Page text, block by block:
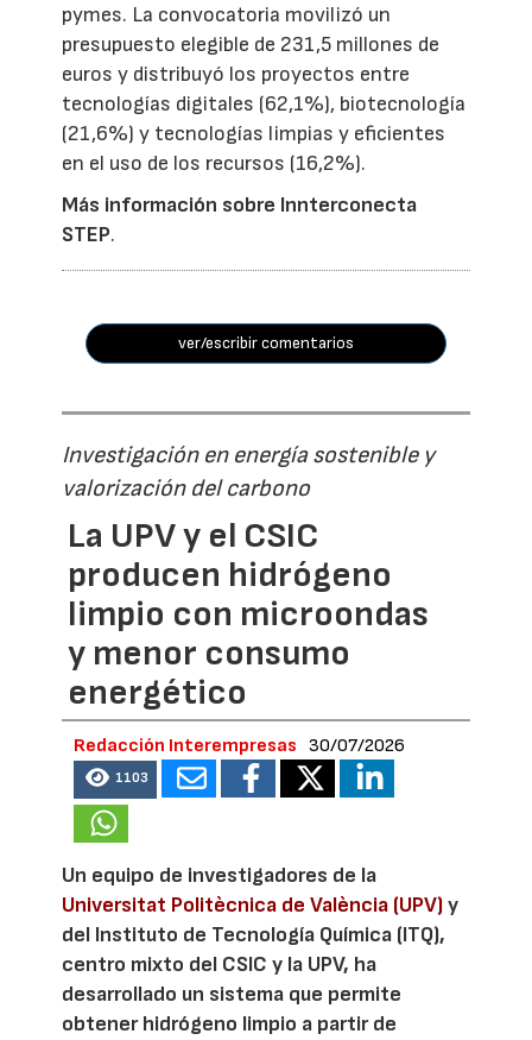
pymes. La convocatoria movilizó un
presupuesto elegible de 231,5 millones de
euros y distribuyó los proyectos entre
tecnologías digitales (62,1%), biotecnología
(21,6%) y tecnologías limpias y eficientes
en el uso de los recursos (16,2%).
Más información sobre Innterconecta
STEP.
ver/escribir comentarios
Investigación en energía sostenible y
valorización del carbono
La UPV y el CSIC
producen hidrógeno
limpio con microondas
y menor consumo
energético
Redacción Interempresas 30/07/2026
1103
Un equipo de investigadores de la
Universitat Politècnica de València (UPV)y
del Instituto de Tecnología Química (ITQ),
centro mixto del CSIC y la UPV, ha
desarrollado un sistema que permite
obtener hidrógeno limpio a partir de